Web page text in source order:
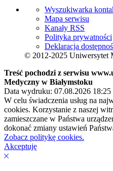
Wyszukiwarka
Mapa serwisu
Kanały RSS
Polityka prywatności
Deklaracja
© 2012-2025 Uniwersytet
Treść pochodzi z serwisu
Medyczny w Białymstoku
Data wydruku: 07.08.2026 18:25
W celu świadczenia usług na
cookies. Korzystanie z naszej
zamieszczane w Państwa
dokonać zmiany ustawień
Zobacz politykę cookies.
Akceptuję